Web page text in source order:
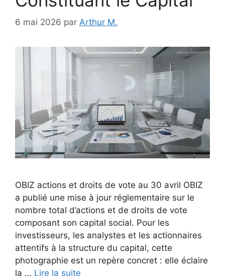
6 mai 2026 par Arthur M.
OBIZ actions et droits de vote au 30 avril OBIZ
a publié une mise à jour réglementaire sur le
nombre total d’actions et de droits de vote
composant son capital social. Pour les
investisseurs, les analystes et les actionnaires
attentifs à la structure du capital, cette
photographie est un repère concret : elle éclaire
la … Lire la suite